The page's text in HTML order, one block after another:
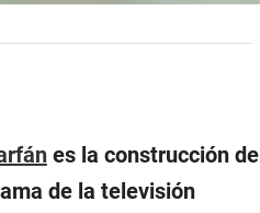
es la construcción de
de la televisión